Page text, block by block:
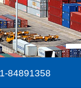
84891358